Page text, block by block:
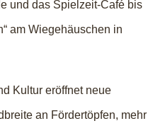
und das Spielzeit-Café bis
am Wiegehäuschen in
Kultur eröffnet neue
an Fördertöpfen, mehr